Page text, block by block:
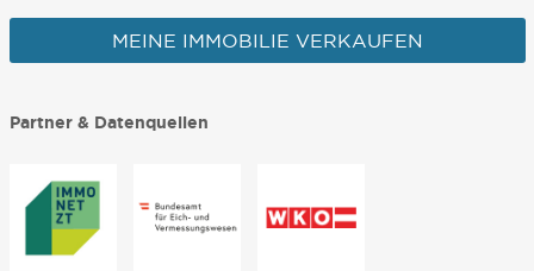
MEINE IMMOBILIE VERKAUFEN
Partner & Datenquellen